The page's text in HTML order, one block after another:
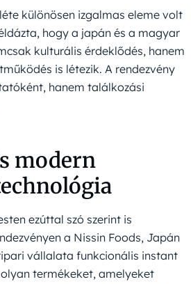
különösen izgalmas eleme volt
hogy a japán és a magyar
kulturális érdeklődés, hanem
is létezik. A rendezvény
hanem találkozási
modern
ezúttal szó szerint is
a Nissin Foods, Japán
vállalata funkcionális instant
termékeket, amelyeket